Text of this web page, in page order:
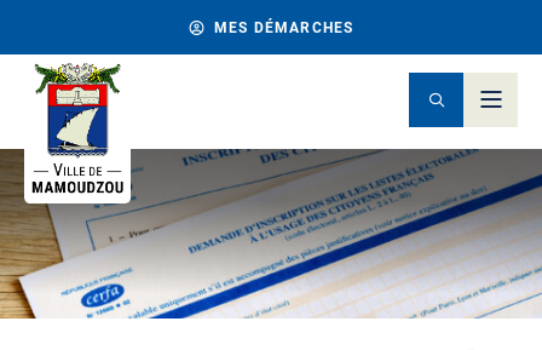
MES DÉMARCHES